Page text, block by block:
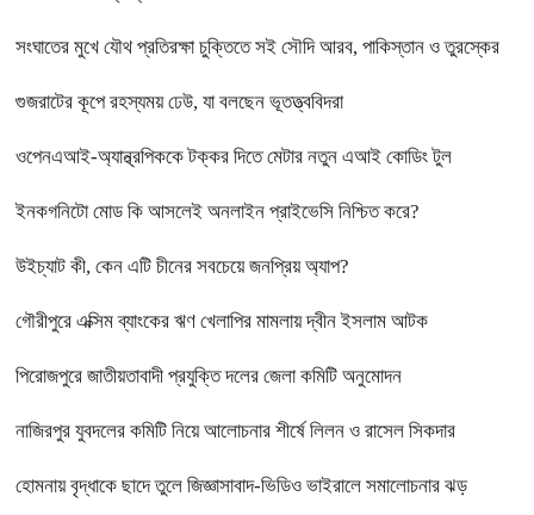
সংঘাতের মুখে যৌথ প্রতিরক্ষা চুক্তিতে সই সৌদি আরব, পাকিস্তান ও তুরস্কের
গুজরাটের কূপে রহস্যময় ঢেউ, যা বলছেন ভূতত্ত্ববিদরা
ওপেনএআই-অ্যান্থ্রপিককে টক্কর দিতে মেটার নতুন এআই কোডিং টুল
ইনকগনিটো মোড কি আসলেই অনলাইন প্রাইভেসি নিশ্চিত করে?
উইচ্যাট কী, কেন এটি চীনের সবচেয়ে জনপ্রিয় অ্যাপ?
গৌরীপুরে এক্সিম ব্যাংকের ঋণ খেলাপির মামলায় দ্বীন ইসলাম আটক
পিরোজপুরে জাতীয়তাবাদী প্রযুক্তি দলের জেলা কমিটি অনুমোদন
নাজিরপুর যুবদলের কমিটি নিয়ে আলোচনার শীর্ষে লিলন ও রাসেল সিকদার
হোমনায় বৃদ্ধাকে ছাদে তুলে জিজ্ঞাসাবাদ-ভিডিও ভাইরালে সমালোচনার ঝড়